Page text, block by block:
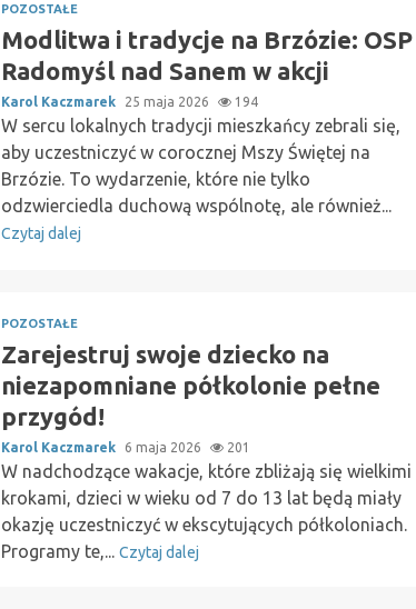
POZOSTAŁE
Modlitwa i tradycje na Brzózie: OSP
Radomyśl nad Sanem w akcji
Karol Kaczmarek 25 maja 2026 194
W sercu lokalnych tradycji mieszkańcy zebrali się,
aby uczestniczyć w corocznej Mszy Świętej na
Brzózie. To wydarzenie, które nie tylko
odzwierciedla duchową wspólnotę, ale również...
Czytaj dalej
POZOSTAŁE
Zarejestruj swoje dziecko na
niezapomniane półkolonie pełne
przygód!
Karol Kaczmarek 6 maja 2026 201
W nadchodzące wakacje, które zbliżają się wielkimi
krokami, dzieci w wieku od 7 do 13 lat będą miały
okazję uczestniczyć w ekscytujących półkoloniach.
Programy te,... Czytaj dalej